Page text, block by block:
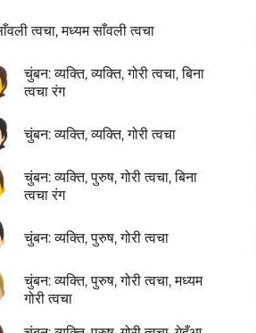
त्वचा, मध्यम साँवली त्वचा
चुंबन: व्यक्ति, व्यक्ति, गोरी त्वचा, बिना
त्वचा रंग
चुंबन: व्यक्ति, व्यक्ति, गोरी त्वचा
चुंबन: व्यक्ति, पुरुष, गोरी त्वचा, बिना
त्वचा रंग
चुंबन: व्यक्ति, पुरुष, गोरी त्वचा
चुंबन: व्यक्ति, पुरुष, गोरी त्वचा, मध्यम
गोरी त्वचा